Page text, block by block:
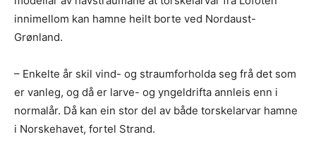
innimellom kan hamne heilt borte ved Nordaust-
Grønland.
– Enkelte år skil vind- og straumforholda seg frå det som
er vanleg, og då er larve- og yngeldrifta annleis enn i
normalår. Då kan ein stor del av både torskelarvar hamne
i Norskehavet, fortel Strand.